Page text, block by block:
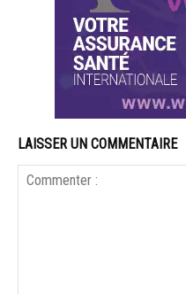
LAISSER UN COMMENTAIRE